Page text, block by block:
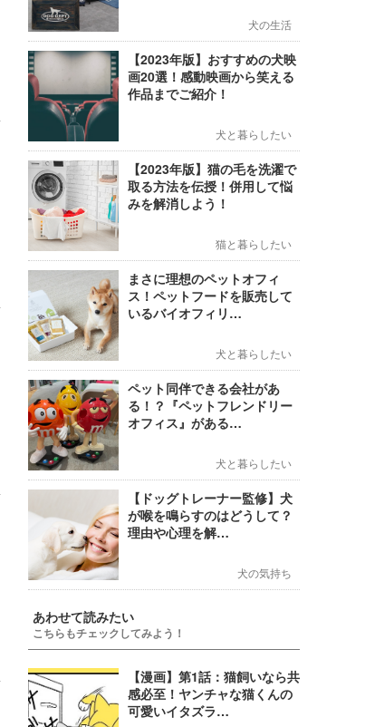
犬の生活
【2023年版】おすすめの犬映
画20選！感動映画から笑える
作品までご紹介！
犬と暮らしたい
【2023年版】猫の毛を洗濯で
取る方法を伝授！併用して悩
みを解消しよう！
猫と暮らしたい
まさに理想のペットオフィ
ス！ペットフードを販売して
いるバイオフィリ…
犬と暮らしたい
ペット同伴できる会社があ
る！？『ペットフレンドリー
オフィス』がある…
犬と暮らしたい
【ドッグトレーナー監修】犬
が喉を鳴らすのはどうして？
理由や心理を解…
犬の気持ち
あわせて読みたい
こちらもチェックしてみよう！
【漫画】第1話：猫飼いなら共
感必至！ヤンチャな猫くんの
可愛いイタズラ…